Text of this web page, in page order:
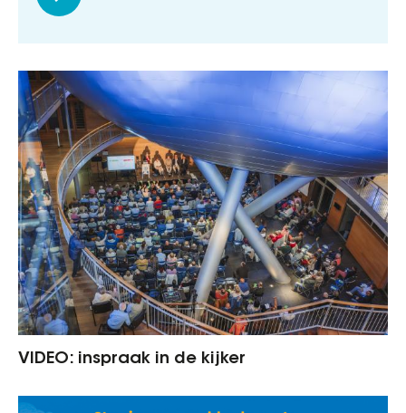
VIDEO: inspraak in de kijker